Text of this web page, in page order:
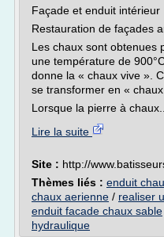
Façade et enduit intérieur
Restauration de façades
Les chaux sont obtenues
une température de
donne la « chaux vive ».
se transformer en « chaux
Lorsque la pierre à chaux...
Lire la suite
Site : http://
Thèmes liés : enduit
chaux aerienne / realiser
enduit facade chaux sable
hydraulique